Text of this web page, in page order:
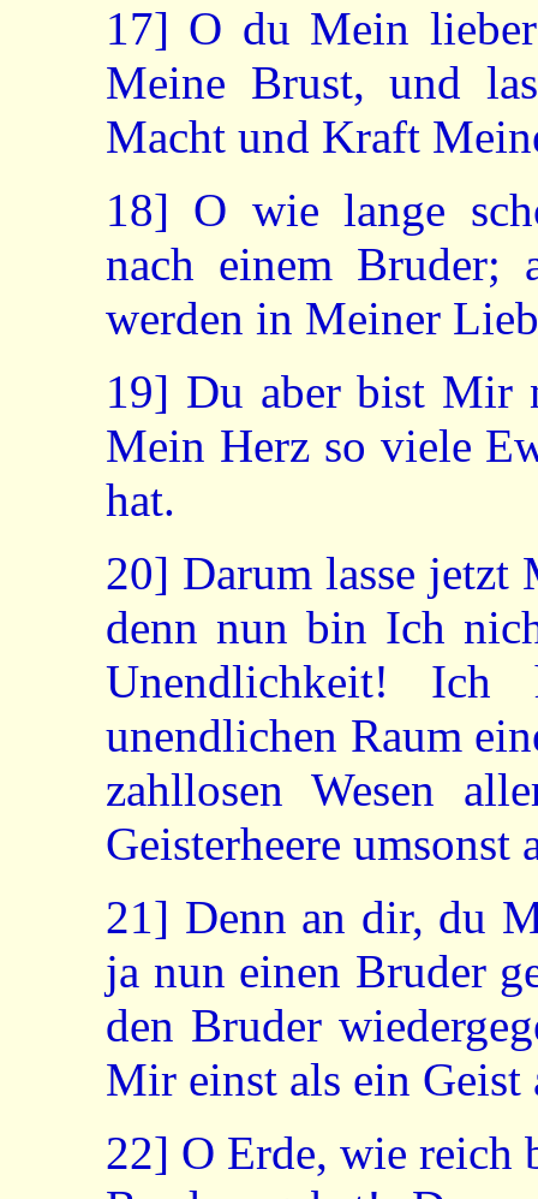
17] O du Mein
Meine Brust, und
Macht und Kraft
18] O wie lange
nach einem
werden in Meiner
19] Du aber bist Mir
Mein Herz so viele
hat.
20] Darum lasse jetzt
denn nun bin Ich
Unendlichkeit! Ich
unendlichen Raum
zahllosen Wesen
Geisterheere
21] Denn an dir, du
ja nun einen Bruder
den Bruder
Mir einst als ein
22] O Erde, wie reich